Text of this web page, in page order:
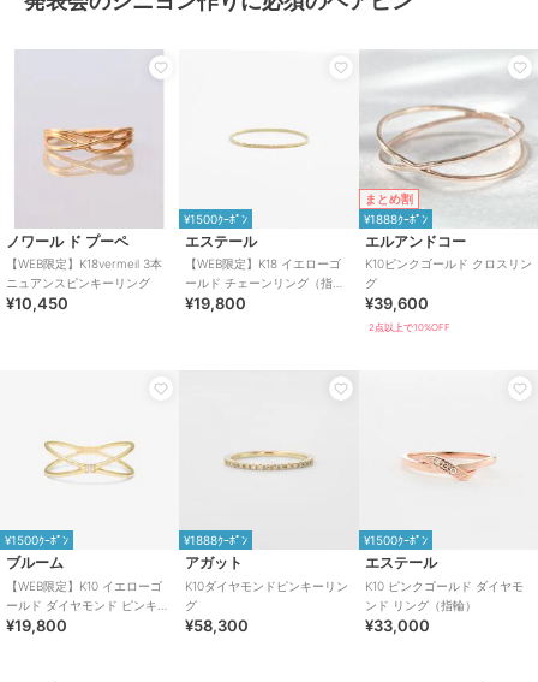
ノワール ド プーペ
【WEB限定】K18vermeil 3本
ニュアンスピンキーリング
¥10,450
¥1500ｸｰﾎﾟﾝ
エステール
【WEB限定】K18 イエローゴ
ールド チェーンリング（指
輪）※ピンキーサイズあり
¥19,800
まとめ割
¥1888ｸｰﾎﾟﾝ
エルアンドコー
K10ピンクゴールド クロスリン
グ
¥39,600
2点以上で10%OFF
¥1500ｸｰﾎﾟﾝ
ブルーム
【WEB限定】K10 イエローゴ
ールド ダイヤモンド ピンキー
リング（指輪）
¥19,800
¥1888ｸｰﾎﾟﾝ
アガット
K10ダイヤモンドピンキーリン
グ
¥58,300
¥1500ｸｰﾎﾟﾝ
エステール
K10 ピンクゴールド ダイヤモ
ンド リング（指輪）
¥33,000